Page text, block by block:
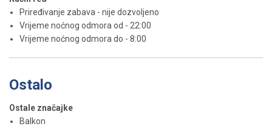
Priređivanje zabava - nije dozvoljeno
Vrijeme noćnog odmora od - 22:00
Vrijeme noćnog odmora do - 8:00
Ostalo
Ostale značajke
Balkon